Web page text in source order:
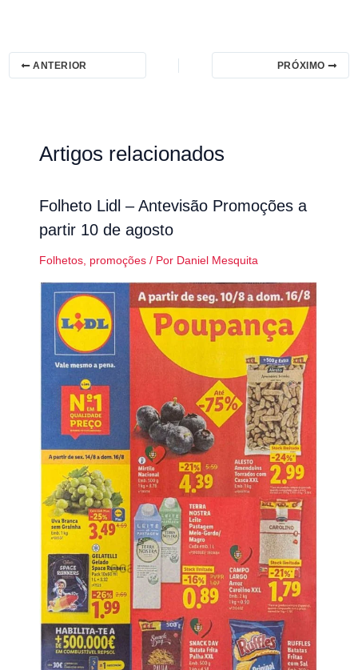
ANTERIOR PRÓXIMO
Artigos relacionados
Folheto Lidl – Antevisão Promoções a
partir 10 de agosto
Folhetos, promoções/ Por Daniel Mesquita